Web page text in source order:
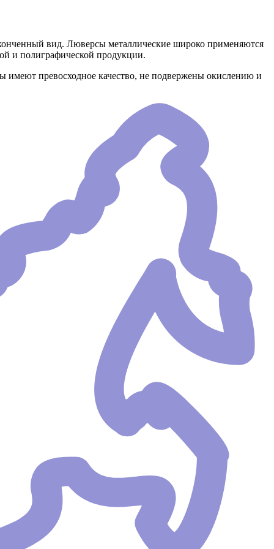
вид. Люверсы металлические широко применяются
и полиграфической продукции.
имеют превосходное качество, не подвержены окислению и